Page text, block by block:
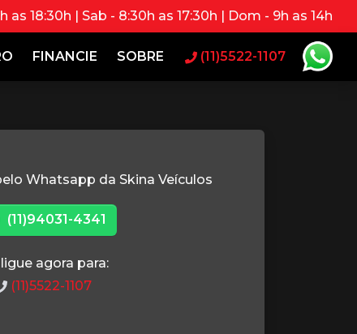
as 18:30h | Sab - 8:30h as 17:30h | Dom - 9h as 14h
FINANCIE SOBRE (11)5522-1107
Whatsapp da Skina Veículos
(11)94031-4341
agora para:
(11)5522-1107